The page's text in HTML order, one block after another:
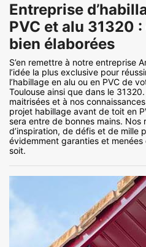
Entreprise
PVC et alu 31320
bien élaborées
S’en remettre à notre entreprise
l’idée la plus exclusive pour
l’habillage en alu ou en PVC de
Toulouse ainsi que dans le
maitrisées et à nos
projet habillage avant de toit en
sera entre de bonnes mains. Nos
d’inspiration, de défis et de mille
évidemment garanties et
soit.